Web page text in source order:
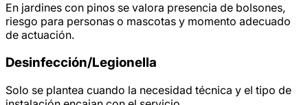
En jardines con pinos se valora presencia de bolsones,
riesgo para personas o mascotas y momento adecuado
de actuación.
Desinfección/Legionella
Solo se plantea cuando la necesidad técnica y el tipo de